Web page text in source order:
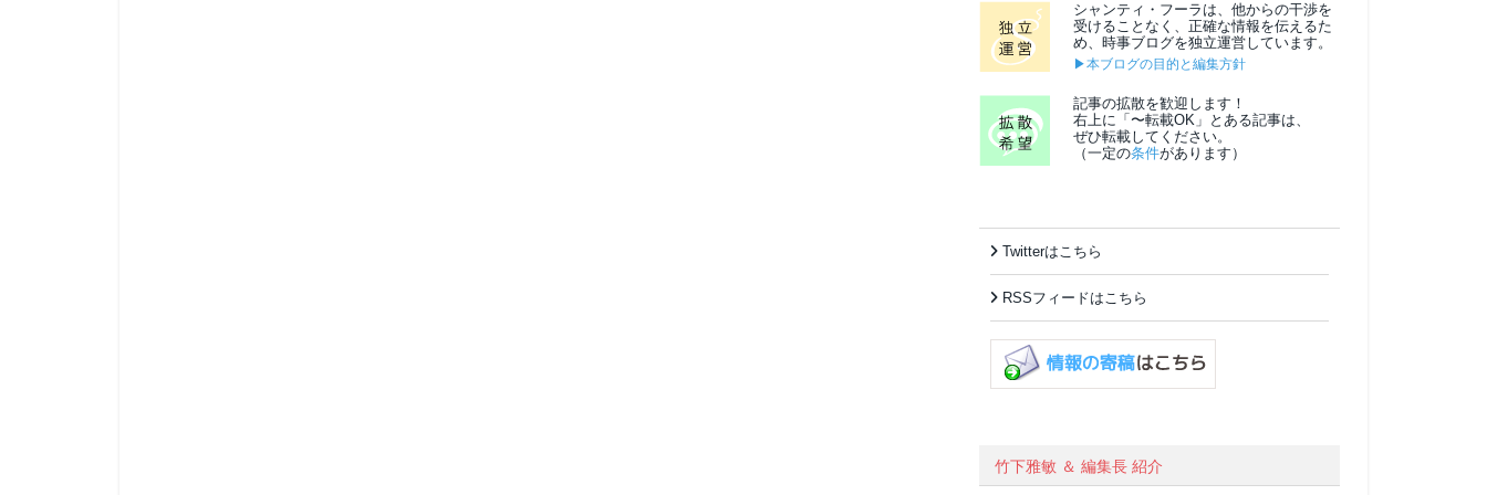
シャンティ・フーラは、他からの干渉を
受けることなく、正確な情報を伝えるた
め、時事ブログを独立運営しています。
▶本ブログの目的と編集方針
記事の拡散を歓迎します！
右上に「〜転載OK」とある記事は、
ぜひ転載してください。
（一定の条件があります）
Twitterはこちら
RSSフィードはこちら
竹下雅敏 ＆ 編集長 紹介